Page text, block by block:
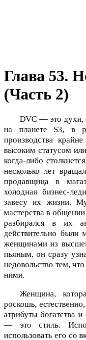
Глава 53.
(Часть 2)
DVC — это духи,
на планете S3, в
производства
высоким статусом
когда-либо
несколько лет
продавщица в
холодная бизнес-
завесу их жизни.
мастерства в
разбирался в их
действительно были
женщинами из
пьяным, он сразу
недовольство тем,
ними.
Женщина,
роскошь,
атрибуты богатства
— это стиль.
использовать его со